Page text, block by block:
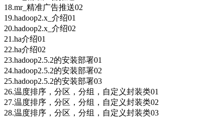
18.mr_精准广告推送02
19.hadoop2.x_介绍01
20.hadoop2.x_介绍02
21.ha介绍01
22.ha介绍02
23.hadoop2.5.2的安装部署01
24.hadoop2.5.2的安装部署02
25.hadoop2.5.2的安装部署03
26.温度排序，分区，分组，自定义封装类01
27.温度排序，分区，分组，自定义封装类02
28.温度排序，分区，分组，自定义封装类03